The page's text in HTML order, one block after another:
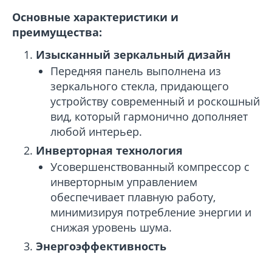
Основные характеристики и
преимущества:
Изысканный зеркальный дизайн
Передняя панель выполнена из
зеркального стекла, придающего
устройству современный и роскошный
вид, который гармонично дополняет
любой интерьер.
Инверторная технология
Усовершенствованный компрессор с
инверторным управлением
обеспечивает плавную работу,
минимизируя потребление энергии и
снижая уровень шума.
Энергоэффективность